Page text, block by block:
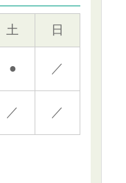
土 日
● ／
／ ／